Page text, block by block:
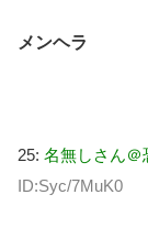
メンヘラ
25: 名無しさん＠
ID:Syc/7MuK0